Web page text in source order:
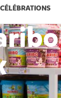
CÉLÉBRATIONS